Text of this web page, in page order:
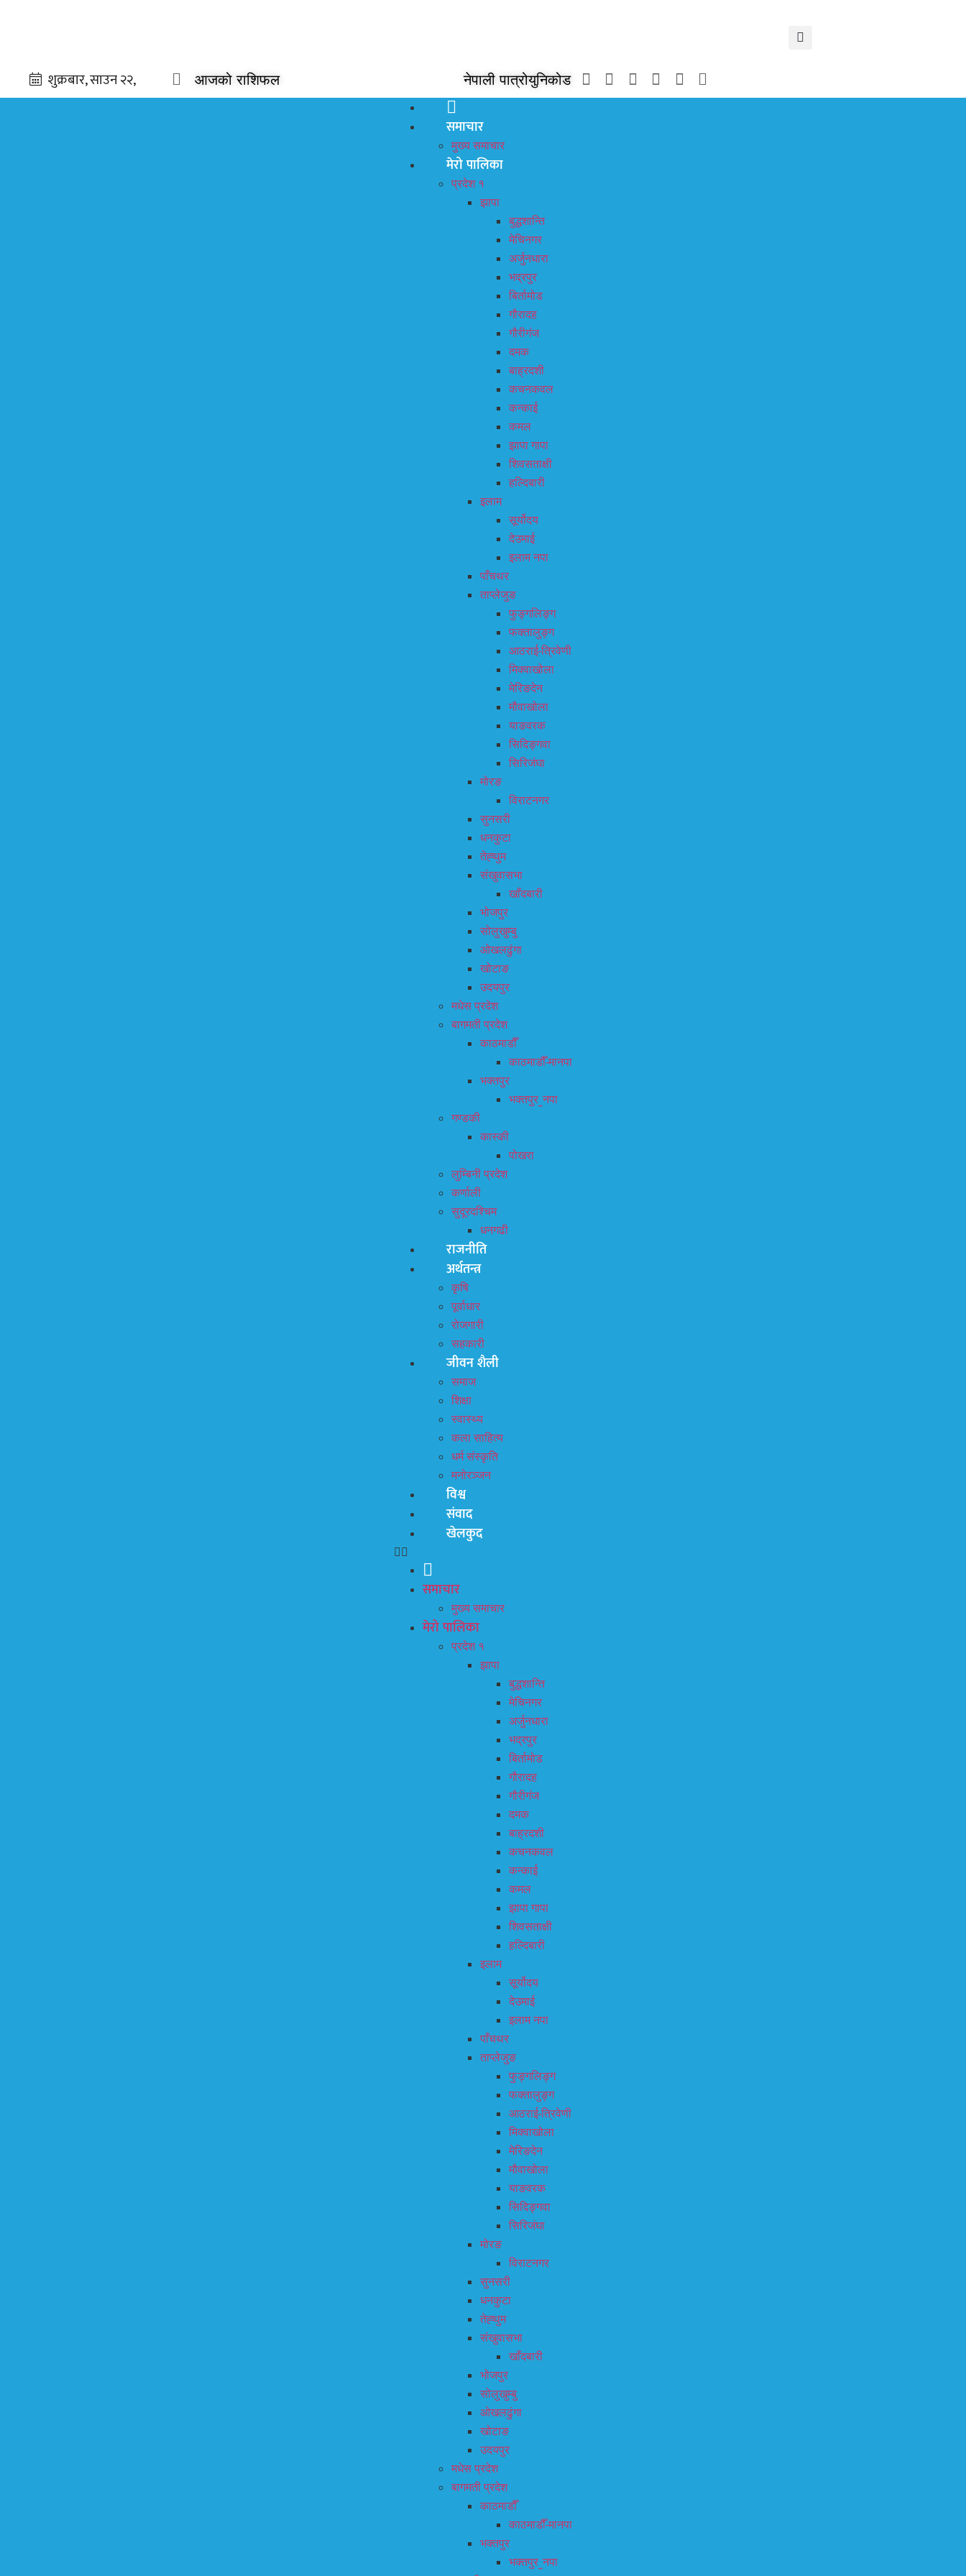
आजको राशिफल नेपाली पात्रोयुनिकोड
समाचार
मुख्य समाचार
मेरो पालिका
प्रदेश १
झापा
बुद्धशान्ति
मेचिनगर
अर्जुनधारा
भद्रपुर
बिर्तामोड
गौरादह
गौरीगंज
दमक
बाह्रदशी
कचनकवल
कन्काई
कमल
झापा गापा
शिवसताक्षी
हल्दिबारी
इलाम
सूर्योदय
देउमाई
इलाम नपा
पाँचथर
ताप्लेजुङ
फुङ्गलिङ्ग
फक्तालुङ्ग
आठराई-त्रिवेणी
मिक्वाखोला
मेरिङदेन
मौवाखोला
याङवरक
सिदिङ्गवा
सिरिजंघा
मोरङ
विराटनगर
सुनसरी
धनकुटा
तेह्थुम
संखुवासभा
खाँदबारी
भोजपुर
सोलुखुम्बु
ओखलढुंगा
खोटाङ
उदयपुर
मधेस प्रदेश
बागमती प्रदेश
काठमाडौँ
काठमाडौँ-मानपा
भक्तपुर
भक्तपुर_नपा
गण्डकी
कास्की
पोखरा
लुम्बिनी प्रदेश
कर्णाली
सुदूरदश्चिम
धनगढी
राजनीति
अर्थतन्त्र
कृषि
पूर्वाधार
रोजगारी
सहकारी
जीवन शैली
समाज
शिक्षा
स्वास्थ्य
कला साहित्य
धर्म संस्कृति
मनोरञ्जन
विश्व
संवाद
खेलकुद
समाचार
मुख्य समाचार
मेरो पालिका
प्रदेश १
झापा
बुद्धशान्ति
मेचिनगर
अर्जुनधारा
भद्रपुर
बिर्तामोड
गौरादह
गौरीगंज
दमक
बाह्रदशी
कचनकवल
कन्काई
कमल
झापा गापा
शिवसताक्षी
हल्दिबारी
इलाम
सूर्योदय
देउमाई
इलाम नपा
पाँचथर
ताप्लेजुङ
फुङ्गलिङ्ग
फक्तालुङ्ग
आठराई-त्रिवेणी
मिक्वाखोला
मेरिङदेन
मौवाखोला
याङवरक
सिदिङ्गवा
सिरिजंघा
मोरङ
विराटनगर
सुनसरी
धनकुटा
तेह्थुम
संखुवासभा
खाँदबारी
भोजपुर
सोलुखुम्बु
ओखलढुंगा
खोटाङ
उदयपुर
मधेस प्रदेश
बागमती प्रदेश
काठमाडौँ
काठमाडौँ-मानपा
भक्तपुर
भक्तपुर_नपा